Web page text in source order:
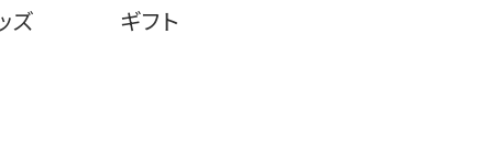
ズ ギフト